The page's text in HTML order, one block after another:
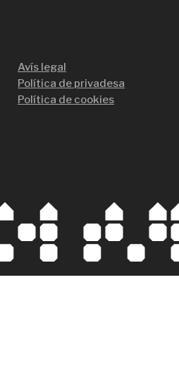
Avís legal
Política de privadesa
Política de cookies